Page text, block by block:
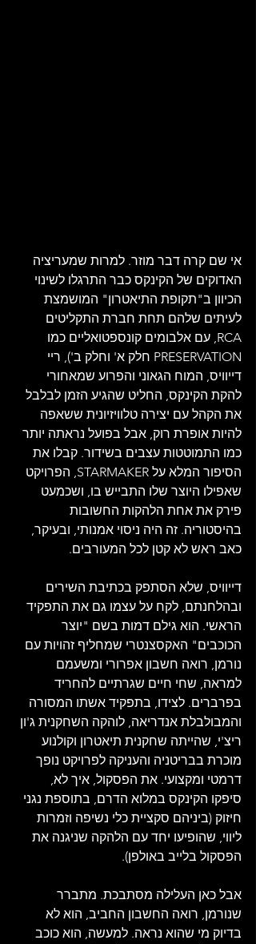
אי שם קרה דבר מוזר. למרות שמעריציה
האדוקים של הקינקס כבר התרגלו לשינוי
הכיוון ב"תקופת התיאטרון" המושמצת
לעיתים שלהם תחת חברת התקליטים
RCA, עם אלבומים קונספטואליים כמו
PRESERVATION חלק א' וחלק ב'), ריי
דייוויס, המוח הגאוני והפרוע שמאחורי
להקת הקינקס, החליט שהגיע הזמן לבלבל
את הקהל עם יצירה טלוויזיונית ששאפה
להיות אופרת רוק, אבל בפועל נראתה יותר
כמו התמוטטות עצבים בשידור. קבלו את
הסיפור המלא על STARMAKER, הפרויקט
שאפילו היוצר שלו התבייש בו, ושכמעט
פירק את אחת הלהקות החשובות
בהיסטוריה. זה היה ניסוי אמנותי, ובעיקר,
כאב ראש לא קטן לכל המעורבים.
דייוויס, שלא הסתפק בכתיבת השירים
ובהלחנתם, לקח על עצמו גם את התפקיד
הראשי. הוא גילם דמות בשם "יוצר
הכוכבים" האקסצנטרי שמחליף זהויות עם
נורמן, רואה חשבון אפרורי ומשעמם
למראה, שחי חיים שגרתיים להחריד
בפרברים. לצידו, בתפקיד אשתו המסורה
והמבולבלת אנדריאה, לוהקה השחקנית ג'ון
ריצ'י, שהייתה שחקנית תיאטרון וקולנוע
מוכרת בבריטניה והעניקה לפרויקט נופך
דרמטי ומקצועי. את הפסקול, איך לא,
סיפקו הקינקס במלוא הדרם, בתוספת נגני
חיזוק (ביניהם סקציית כלי נשיפה וזמרות
ליווי, שהופיעו יחד עם הלהקה שניגנה את
הפסקול בלייב באולפן).
אבל כאן העלילה מסתבכת. מתברר
שנורמן, רואה החשבון החביב, הוא לא
בדיוק מי שהוא נראה. למעשה, הוא כוכב